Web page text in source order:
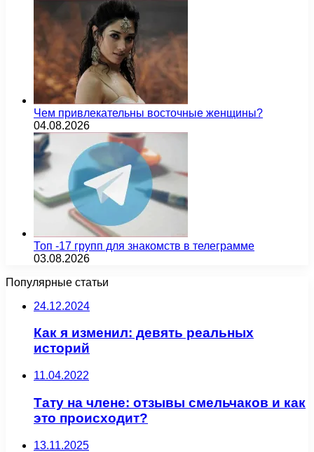
Чем привлекательны восточные женщины?
04.08.2026
Топ -17 групп для знакомств в телеграмме
03.08.2026
Популярные статьи
24.12.2024
Как я изменил: девять реальных
историй
11.04.2022
Тату на члене: отзывы смельчаков и как
это происходит?
13.11.2025